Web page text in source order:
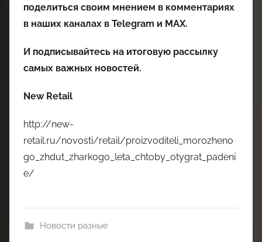
поделиться своим мнением в комментариях
в наших каналах в Telegram и MAX.
И подписывайтесь на итоговую рассылку
самых важных новостей.
New Retail
http://new-
retail.ru/novosti/retail/proizvoditeli_morozheno
go_zhdut_zharkogo_leta_chtoby_otygrat_padeni
e/
Новости разные